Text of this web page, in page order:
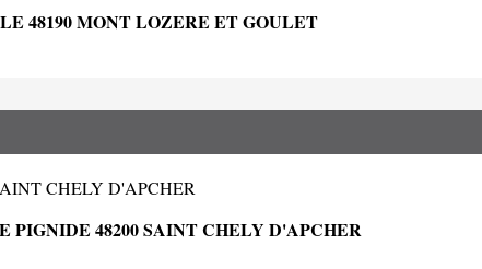
48190 MONT LOZERE ET GOULET
CHELY D'APCHER
PIGNIDE 48200 SAINT CHELY D'APCHER